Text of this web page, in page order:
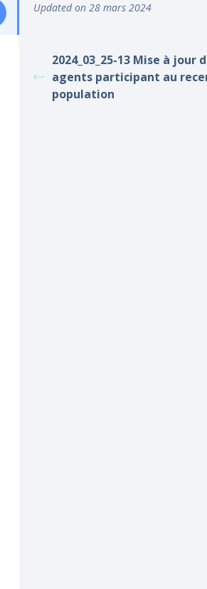
Updated on 28 mars 2024
2024_03_25-13 Mise à
agents participant au
population